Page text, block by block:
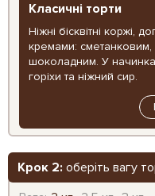
Класичні торти
Ніжні бісквітні коржі,
кремами:
шоколадним. У
горіхи та ніжний сир.
Крок 2: оберіть вагу